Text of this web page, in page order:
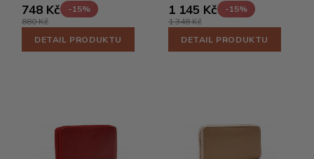
748 Kč
-15%
880 Kč
DETAIL PRODUKTU
1 145 Kč
-15%
1 348 Kč
DETAIL PRODUKTU